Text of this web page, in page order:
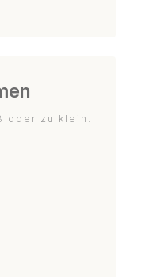
oder zu klein.